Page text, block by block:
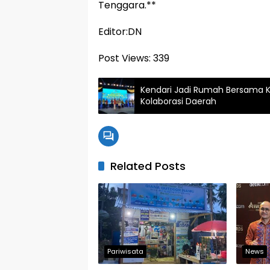
Tenggara.**
Editor:DN
Post Views: 339
Kendari Jadi Rumah Bersama
Kolaborasi Daerah
Related Posts
Pariwisata News